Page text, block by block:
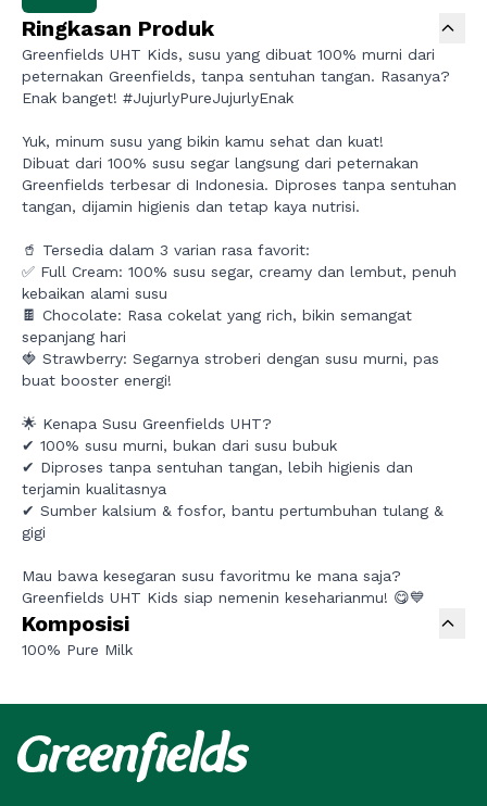
Ringkasan Produk
Greenfields UHT Kids, susu yang dibuat 100% murni dari
peternakan Greenfields, tanpa sentuhan tangan. Rasanya?
Enak banget! #JujurlyPureJujurlyEnak
Yuk, minum susu yang bikin kamu sehat dan kuat!
Dibuat dari 100% susu segar langsung dari peternakan
Greenfields terbesar di Indonesia. Diproses tanpa sentuhan
tangan, dijamin higienis dan tetap kaya nutrisi.
🥤 Tersedia dalam 3 varian rasa favorit:
✅ Full Cream: 100% susu segar, creamy dan lembut, penuh
kebaikan alami susu
🍫 Chocolate: Rasa cokelat yang rich, bikin semangat
sepanjang hari
🍓 Strawberry: Segarnya stroberi dengan susu murni, pas
buat booster energi!
🌟 Kenapa Susu Greenfields UHT?
✔ 100% susu murni, bukan dari susu bubuk
✔ Diproses tanpa sentuhan tangan, lebih higienis dan
terjamin kualitasnya
✔ Sumber kalsium & fosfor, bantu pertumbuhan tulang &
gigi
Mau bawa kesegaran susu favoritmu ke mana saja?
Greenfields UHT Kids siap nemenin keseharianmu! 😋💙
Komposisi
100% Pure Milk